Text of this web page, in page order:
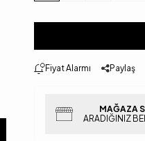
Fiyat Alarmı Paylaş
MAĞAZA
ARADIĞINIZ